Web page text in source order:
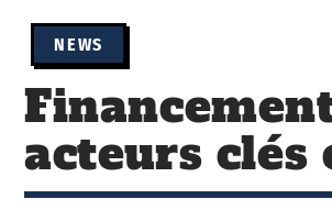
NEWS
acteurs clés